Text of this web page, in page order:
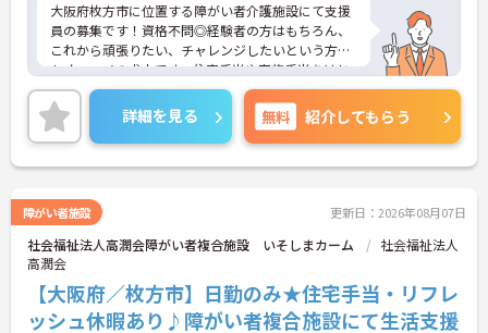
大阪府枚方市に位置する障がい者介護施設にて支援
員の募集です！資格不問◎経験者の方はもちろん、
これから頑張りたい、チャレンジしたいという方に
もオススメの求人です。住宅手当や家族手当をはじ
め、各種手当・制度が充実◎安心して長く働ける環
境が整っております♪
ご興味ある方には、面接対策ポイントなど、さらに
詳細をお話しいたしますのでお気軽にご相談くださ
い。
詳細を見る 無料 紹介してもらう
障がい者施設 更新日：2026年08月07日
社会福祉法人高潤会障がい者複合施設 いそしまカーム
社会福祉法人
高潤会
【大阪府／枚方市】日勤のみ★住宅手当・リフレ
ッシュ休暇あり♪障がい者複合施設にて生活支援